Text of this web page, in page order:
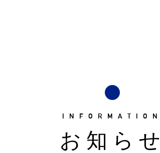
INFORMATION
お知らせ